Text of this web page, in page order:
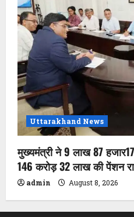
Uttarakhand News
मुख्यमंत्री ने 9 लाख 87
146 करोड़ 32 लाख की पेंशन
admin August 8, 2026